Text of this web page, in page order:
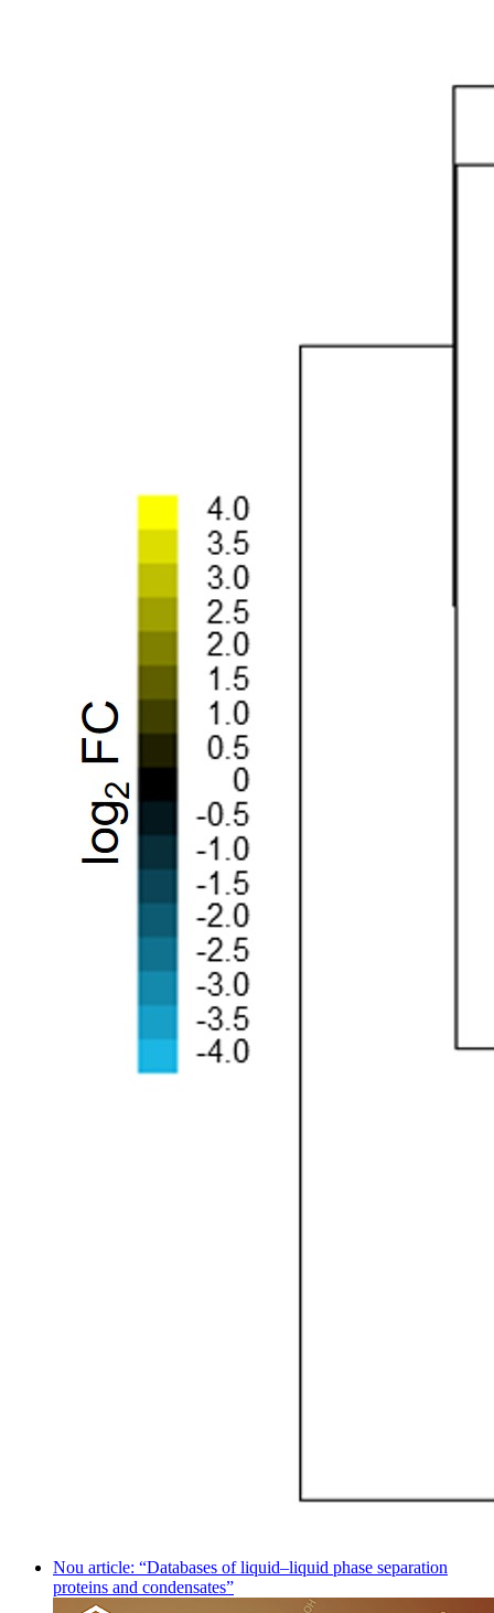
Nou article: “Databases of liquid–liquid phase separation
proteins and condensates”